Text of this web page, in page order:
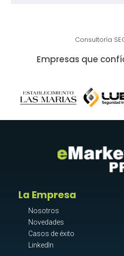
Consultoría
Empresas que
La Empresa
Nosotros
Novedades
Casos de éxito
LinkedIn